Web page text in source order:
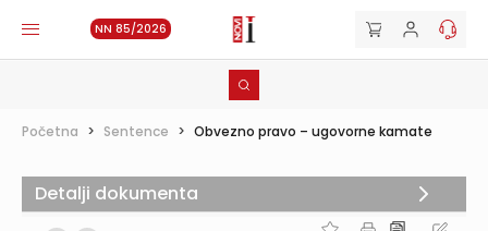
NN 85/2026
Početna > Sentence > Obvezno pravo – ugovorne kamate
Detalji dokumenta